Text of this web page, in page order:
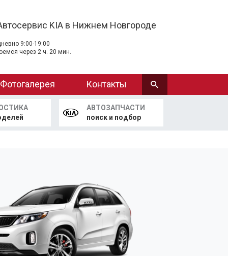
KIA в Нижнем Новгороде
9:00-19:00
через 2 ч. 20 мин.
Фотогалерея Контакты
АВТОЗАПЧАСТИ
поиск и подбор